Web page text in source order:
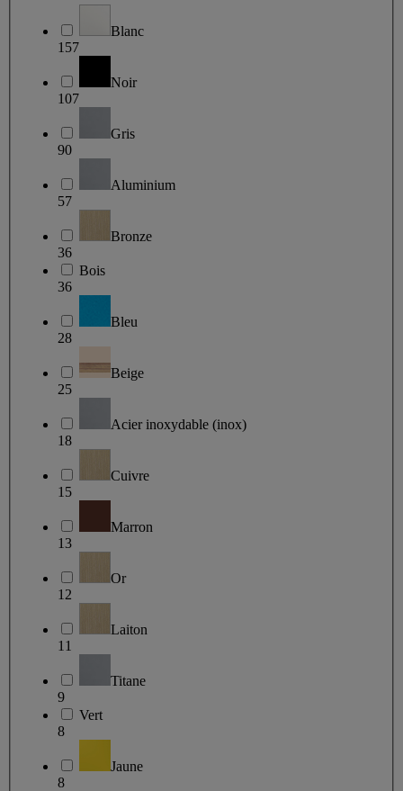
Blanc
157
Noir
107
Gris
90
Aluminium
57
Bronze
36
Bois
36
Bleu
28
Beige
25
Acier inoxydable (inox)
18
Cuivre
15
Marron
13
Or
12
Laiton
11
Titane
9
Vert
8
Jaune
8